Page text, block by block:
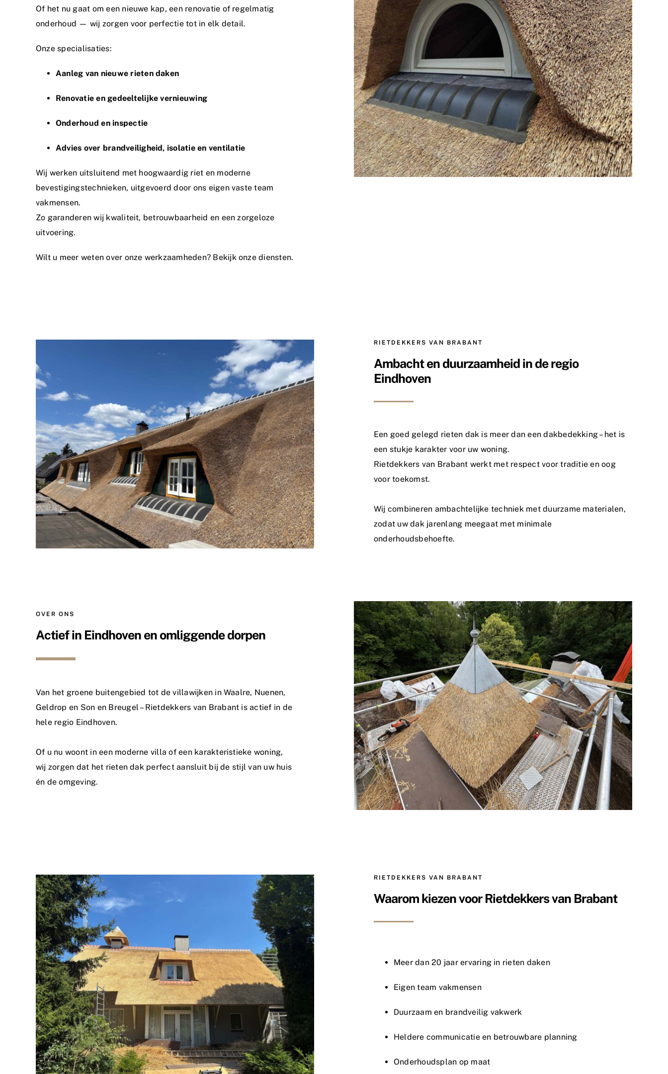
Of het nu gaat om een nieuwe kap, een renovatie of regelmatig
onderhoud — wij zorgen voor perfectie tot in elk detail.
Onze specialisaties:
Aanleg van nieuwe rieten daken
Renovatie en gedeeltelijke vernieuwing
Onderhoud en inspectie
Advies over brandveiligheid, isolatie en ventilatie
Wij werken uitsluitend met hoogwaardig riet en moderne
bevestigingstechnieken, uitgevoerd door ons eigen vaste team
vakmensen.
Zo garanderen wij kwaliteit, betrouwbaarheid en een zorgeloze
uitvoering.
Wilt u meer weten over onze werkzaamheden? Bekijk onze diensten.
RIETDEKKERS VAN BRABANT
Ambacht en duurzaamheid in de regio
Eindhoven
Een goed gelegd rieten dak is meer dan een dakbedekking – het is
een stukje karakter voor uw woning.
Rietdekkers van Brabant werkt met respect voor traditie en oog
voor toekomst.
Wij combineren ambachtelijke techniek met duurzame materialen,
zodat uw dak jarenlang meegaat met minimale
onderhoudsbehoefte.
OVER ONS
Actief in Eindhoven en omliggende dorpen
Van het groene buitengebied tot de villawijken in Waalre, Nuenen,
Geldrop en Son en Breugel – Rietdekkers van Brabant is actief in de
hele regio Eindhoven.
Of u nu woont in een moderne villa of een karakteristieke woning,
wij zorgen dat het rieten dak perfect aansluit bij de stijl van uw huis
én de omgeving.
RIETDEKKERS VAN BRABANT
Waarom kiezen voor Rietdekkers van Brabant
Meer dan 20 jaar ervaring in rieten daken
Eigen team vakmensen
Duurzaam en brandveilig vakwerk
Heldere communicatie en betrouwbare planning
Onderhoudsplan op maat